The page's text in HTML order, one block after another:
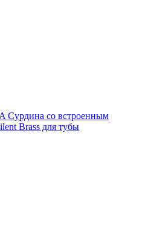
Сурдина со встроенным
Brass для тубы